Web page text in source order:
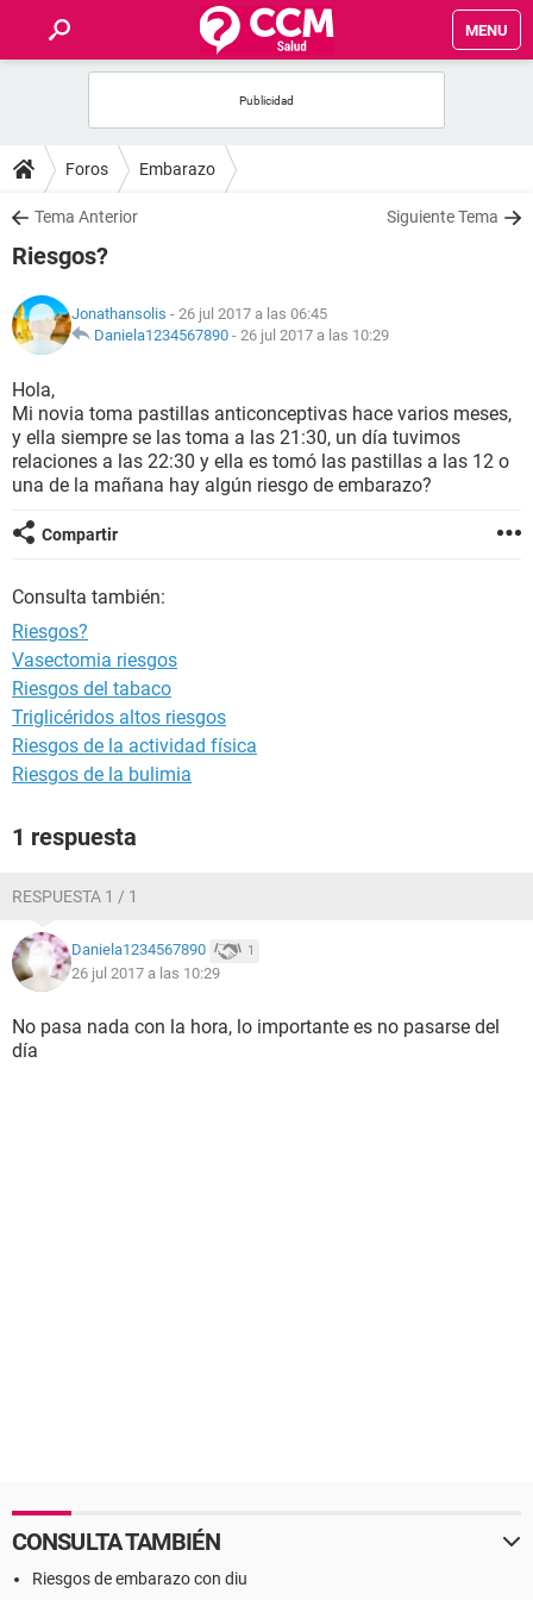
MENU
FOROS
SALUD
FAMILIA
NUTRICIÓN
BIENESTAR
SEXUALIDAD
GLOSARIO
Foros Embarazo
Tema Anterior Siguiente Tema
Riesgos?
Jonathansolis - 26 jul 2017 a las 06:45
Daniela1234567890 - 26 jul 2017 a las 10:29
Hola,
Mi novia toma pastillas anticonceptivas hace varios meses,
y ella siempre se las toma a las 21:30, un día tuvimos
relaciones a las 22:30 y ella es tomó las pastillas a las 12 o
una de la mañana hay algún riesgo de embarazo?
Compartir
Consulta también:
Riesgos?
Vasectomia riesgos
Riesgos del tabaco
Triglicéridos altos riesgos
Riesgos de la actividad física
Riesgos de la bulimia
1 respuesta
RESPUESTA 1 / 1
Daniela1234567890 1
26 jul 2017 a las 10:29
No pasa nada con la hora, lo importante es no pasarse del
día
CONSULTA TAMBIÉN
Riesgos de embarazo con diu